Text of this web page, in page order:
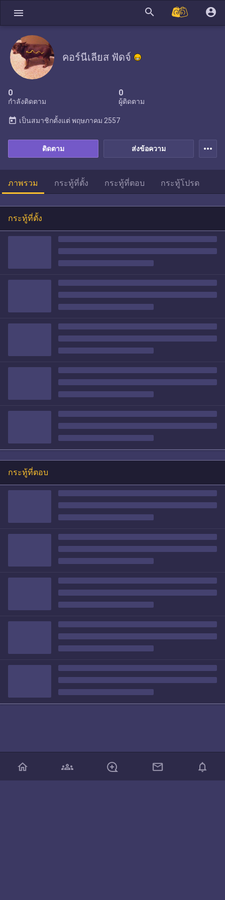
menu search account_circle
คอร์นีเลียส ฟัดจ์
0
กำลังติดตาม
0
ผู้ติดตาม
ส่งข้อความ
ติดตาม
today เป็นสมาชิกตั้งแต่ พฤษภาคม 2557
more_horiz
ภาพรวม กระทู้ที่ตั้ง กระทู้ที่ตอบ กระทู้โปรด
กระทู้ที่ตั้ง
กระทู้ที่ตอบ